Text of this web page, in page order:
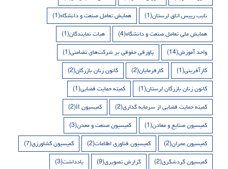
نایب رییس اتاق لرستان(1) همایش تعامل صنعت و دانشگاه(1)
همایش ملی تعامل صنعت و دانشگاه(4) هیات نمایندگان(1)
واحد آموزش(14) پاورقی حقوقی بر شرکت‌های تضامنی(1)
کارآفرینی(1) کارفرمایان(2) کانون زنان بازرگان(2)
کانون زنان بازرگان لرستان(1) کمیته حمایت قضایی(1)
کمیته حمایت قضایی از سرمایه گذاری(2) کمیسیون it (2)
کمیسیون صنایع و معادن(1) کمیسیون صنعت و معدن(3)
کمیسیون عمران(2) کمیسیون فناوری اطلاعات(2) کمیسیون کشاورزی(7)
کمیسیون گردشگری(2) گزارش تصویری(9) یادداشت(3)